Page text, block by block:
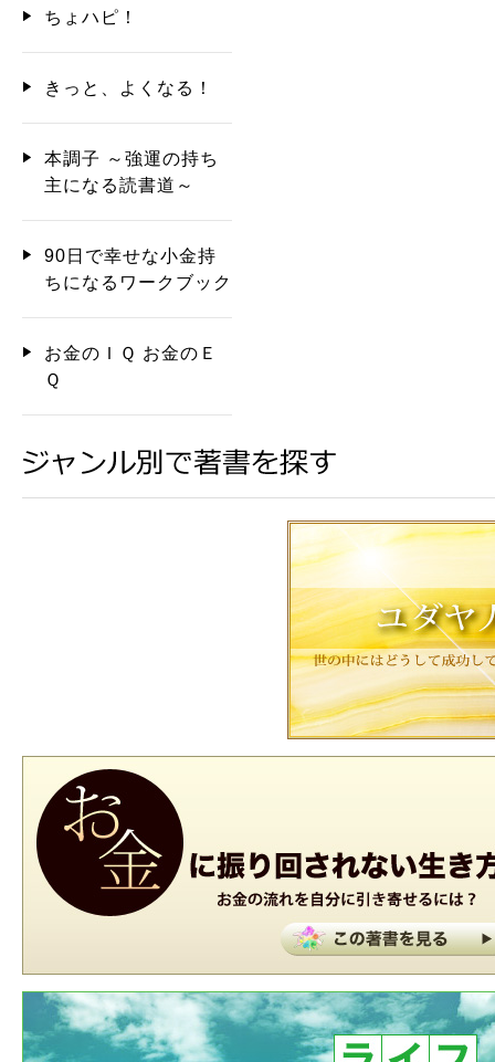
ちょハピ！
きっと、よくなる！
本調子 ～強運の持ち
主になる読書道～
90日で幸せな小金持
ちになるワークブック
お金のＩＱ お金のＥ
Ｑ